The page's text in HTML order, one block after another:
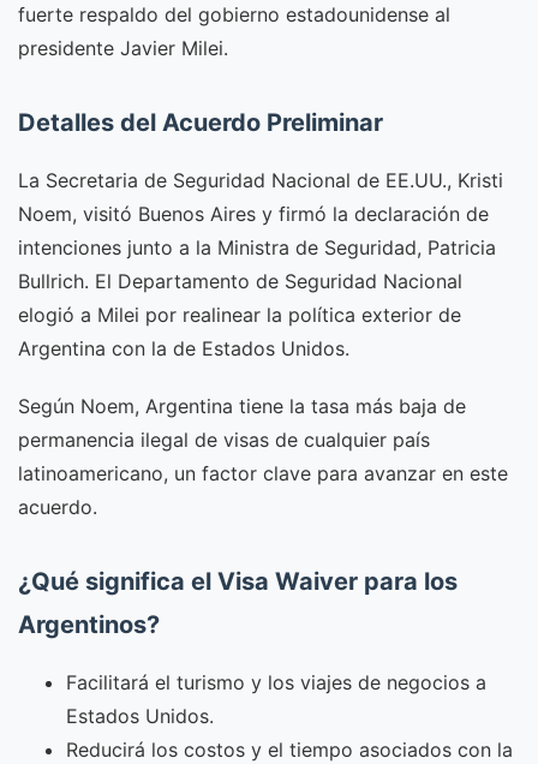
fuerte respaldo del gobierno estadounidense al
presidente Javier Milei.
Detalles del Acuerdo Preliminar
La Secretaria de Seguridad Nacional de EE.UU., Kristi
Noem, visitó Buenos Aires y firmó la declaración de
intenciones junto a la Ministra de Seguridad, Patricia
Bullrich. El Departamento de Seguridad Nacional
elogió a Milei por realinear la política exterior de
Argentina con la de Estados Unidos.
Según Noem, Argentina tiene la tasa más baja de
permanencia ilegal de visas de cualquier país
latinoamericano, un factor clave para avanzar en este
acuerdo.
¿Qué significa el Visa Waiver para los
Argentinos?
Facilitará el turismo y los viajes de negocios a
Estados Unidos.
Reducirá los costos y el tiempo asociados con la